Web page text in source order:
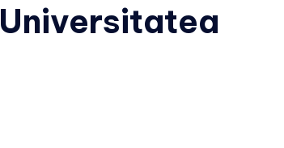
Universitatea